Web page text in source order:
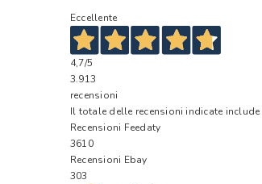
Eccellente
4,7/5
3.913
recensioni
Il totale delle recensioni indicate
Recensioni Feedaty
3610
Recensioni Ebay
303